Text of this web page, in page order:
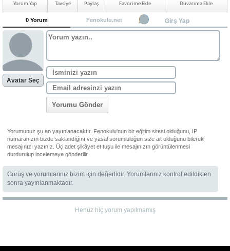
Yorum Yap Tavsiye Paylaş Favorime Ekle Duvarıma Ekle
0 Yorum Fenokulu.net Girş Yap
Avatar Seç
Yorumu Gönder
Yorumunuz şu an yayınlanacaktır. Fenokulu'nun bir eğitim sitesi olduğunu, IP
numaranızın bizde saklandığını ve yasal sorumluluğun size ait olduğunu bilerek
mesajınızı yazınız. Üç adet şikâyet et tuşu ile mesajınızın görüntülenmesi
durdurulup incelemeye gönderilir.
Görüş ve yorumlarınız bizim için değerlidir. Yorumlarınız kontrol edildikten
sonra yayınlanmaktadır.
Henüz hiç yorum yapılmamış